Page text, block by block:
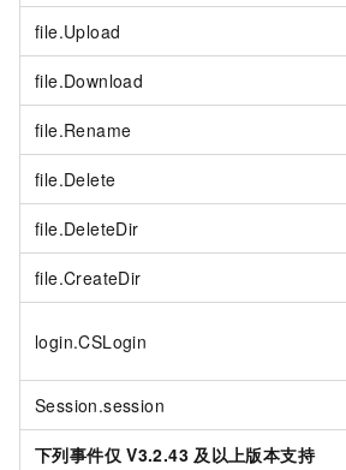
file.Upload
file.Download
file.Rename
file.Delete
file.DeleteDir
file.CreateDir
login.CSLogin
Session.session
下列事件仅 V3.2.43 及以上版本支持